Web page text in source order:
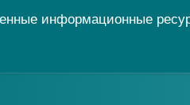
информационные